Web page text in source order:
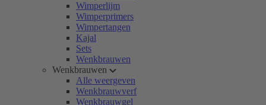
Wimperlijm
Wimperprimers
Wimpertangen
Kajal
Sets
Wenkbrauwen
Wenkbrauwen
Alle weergeven
Wenkbrauwverf
Wenkbrauwgel